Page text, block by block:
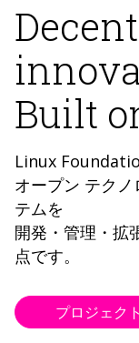
Built
Linux
オープン テク
テムを
開発・管理・拡
点です。
プロジェク